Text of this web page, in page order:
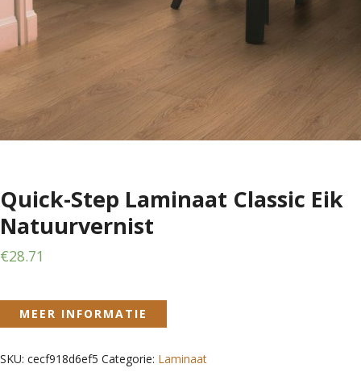
Quick-Step Laminaat Classic Eik
Natuurvernist
€28.71
MEER INFORMATIE
SKU: cecf918d6ef5 Categorie: Laminaat